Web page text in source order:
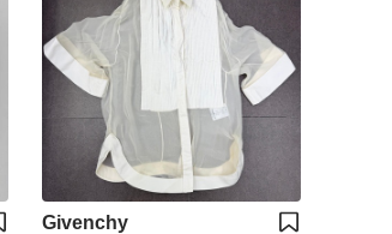
Givenchy